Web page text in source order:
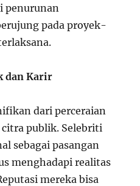
penurunan
pada proyek-
dan Karir
dari perceraian
publik. Selebriti
sebagai pasangan
menghadapi realitas
mereka bisa